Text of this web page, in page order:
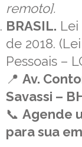
remoto].
BRASIL. Lei
de 2018.
Pessoais –
📍 Av.
Savassi –
📞 Agende
para sua